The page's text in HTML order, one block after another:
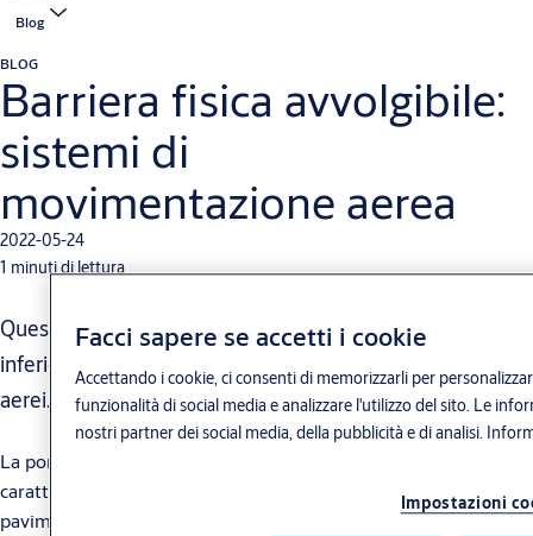
Blog
BLOG
Barriera fisica avvolgibile:
sistemi di
movimentazione aerea
2022-05-24
1 minuti di lettura
Questa porta grazie alla sua struttura rovesciata con rullo
inferiore permette il transito di carroponti e convogliatori
aerei.
La porta rapida ASSA ABLOY RP300
caratterizza per il posizionamento del rullo a
pavimento,
avvolgendosi quindi verso il basso,al contrario
Facci sapere se accetti i cookie
Accettando i cookie, ci consenti di memorizzarli per
funzionalità di social media e analizzare l'utilizzo del sito. Le
nostri partner dei social media, della pubblicità e di analisi.
Impostazioni